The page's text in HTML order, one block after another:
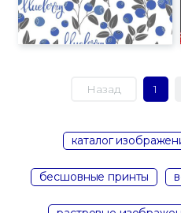
Назад 1
каталог
бесшовные принты